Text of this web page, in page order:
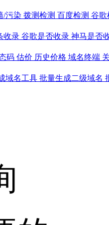
/污染 拨测检测 百度检测 谷
收录 谷歌是否收录 神马是否
码 估价 历史价格 域名终端
域名工具 批量生成二级域名